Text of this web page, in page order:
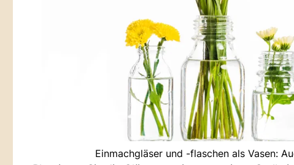
Einmachgläser und -flaschen als Vasen: